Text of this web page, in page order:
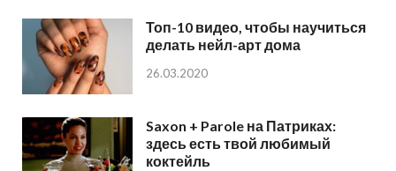
Топ-10 видео, чтобы научиться
делать нейл-арт дома
26.03.2020
Saxon + Parole на Патриках:
здесь есть твой любимый
коктейль